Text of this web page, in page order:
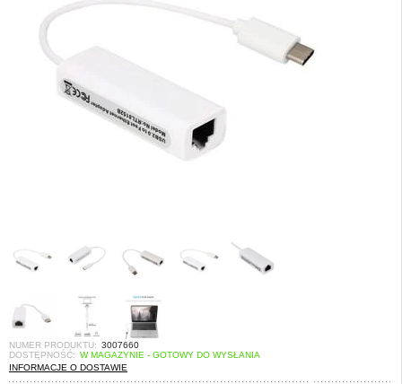
NUMER PRODUKTU: 3007660
DOSTĘPNOŚĆ: W MAGAZYNIE - GOTOWY DO WYSŁANIA
INFORMACJE O DOSTAWIE